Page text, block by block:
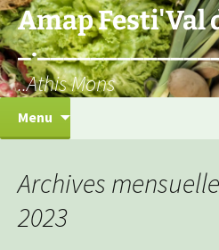
Aller
au
contenu
Amap Festi'Val
..Athis Mons
Menu
Archives
2023